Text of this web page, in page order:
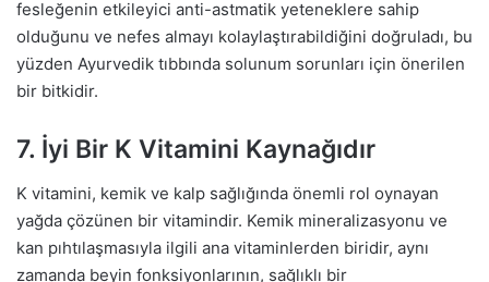
fesleğenin etkileyici anti-astmatik yeteneklere sahip
olduğunu ve nefes almayı kolaylaştırabildiğini doğruladı, bu
yüzden Ayurvedik tıbbında solunum sorunları için önerilen
bir bitkidir.
7. İyi Bir K Vitamini Kaynağıdır
K vitamini, kemik ve kalp sağlığında önemli rol oynayan
yağda çözünen bir vitamindir. Kemik mineralizasyonu ve
kan pıhtılaşmasıyla ilgili ana vitaminlerden biridir, aynı
zamanda beyin fonksiyonlarının, sağlıklı bir